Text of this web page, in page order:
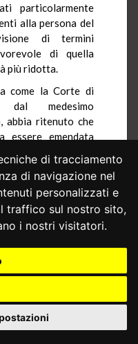
di tracciamento
di navigazione nel
personalizzati e
traffico sul nostro sito,
i nostri visitatori.
particolarmente
alla persona del
di termini
di quella
più ridotta.
come la Corte di
dal medesimo
abbia ritenuto che
essere emendata
(è richiamata
n. 112 del 2007).
considerazioni
di tale
del giudice
un effetto
riserva di legge in
una soluzione che
sarebbe ben più
di quella che
per i reati di